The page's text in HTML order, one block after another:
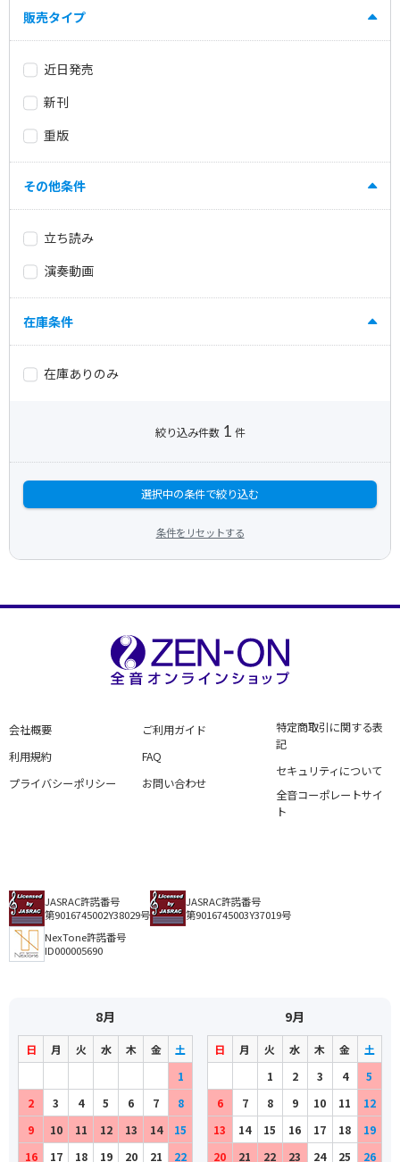
販売タイプ
近日発売
新刊
重版
その他条件
立ち読み
演奏動画
在庫条件
在庫ありのみ
絞り込み件数 1 件
選択中の条件で絞り込む
条件をリセットする
会社概要
利用規約
プライバシーポリシー
ご利用ガイド
FAQ
お問い合わせ
特定商取引に関する表
記
セキュリティについて
全音コーポレートサイ
ト
JASRAC許諾番号
第9016745002Y38029号
JASRAC許諾番号
第9016745003Y37019号
NexTone許諾番号
ID000005690
8月
日 月 火 水 木 金
土
1
2
3 4 5 6 7
8
9
10 11 12 13 14
15
16
17 18 19 20 21 22
9月
日 月 火 水 木 金
土
1
2 3 4
5
6
7 8 9 10 11
12
13
14 15 16 17 18
19
20
21 22 23 24 25 26